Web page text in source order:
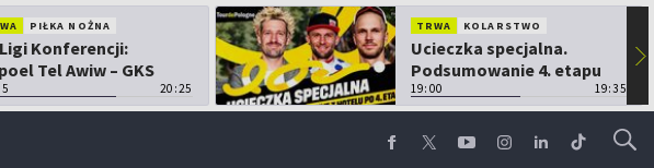
PIŁKA NOŻNA
Konferencji:
Tel Awiw – GKS
20:25
TRWA KOLARSTWO
Ucieczka specjalna.
Podsumowanie 4. etapu
TdP
19:00 19:35
▶